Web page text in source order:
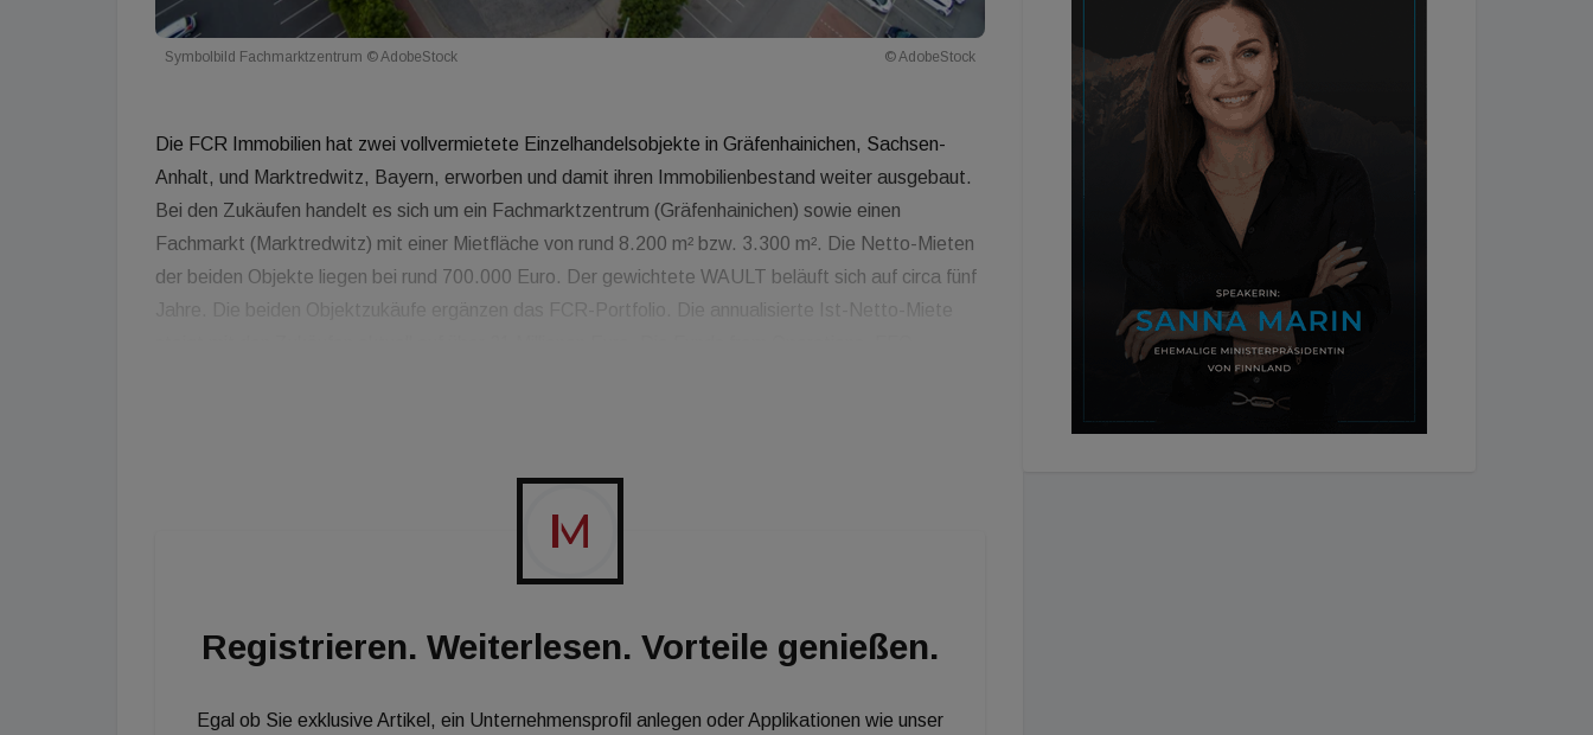
Symbolbild Fachmarktzentrum © AdobeStock © AdobeStock
Die FCR Immobilien hat zwei vollvermietete Einzelhandelsobjekte in Gräfenhainichen, Sachsen-
Anhalt, und Marktredwitz, Bayern, erworben und damit ihren Immobilienbestand weiter ausgebaut.
Bei den Zukäufen handelt es sich um ein Fachmarktzentrum (Gräfenhainichen) sowie einen
Fachmarkt (Marktredwitz) mit einer Mietfläche von rund 8.200 m² bzw. 3.300 m². Die Netto-Mieten
der beiden Objekte liegen bei rund 700.000 Euro. Der gewichtete WAULT beläuft sich auf circa fünf
Jahre. Die beiden Objektzukäufe ergänzen das FCR-Portfolio. Die annualisierte Ist-Netto-Miete
sehen wir weiterhin gute Chancen, um nachhaltig und profitabel zu wachsen."
Registrieren. Weiterlesen. Vorteile genießen.
Egal ob Sie exklusive Artikel, ein Unternehmensprofil anlegen oder Applikationen wie unser